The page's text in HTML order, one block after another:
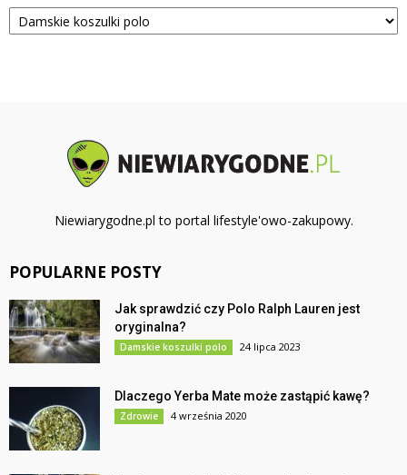
Kategorie
Niewiarygodne.pl to portal lifestyle'owo-zakupowy.
POPULARNE POSTY
Jak sprawdzić czy Polo Ralph Lauren jest
oryginalna?
Damskie koszulki polo 24 lipca 2023
Dlaczego Yerba Mate może zastąpić kawę?
Zdrowie 4 września 2020